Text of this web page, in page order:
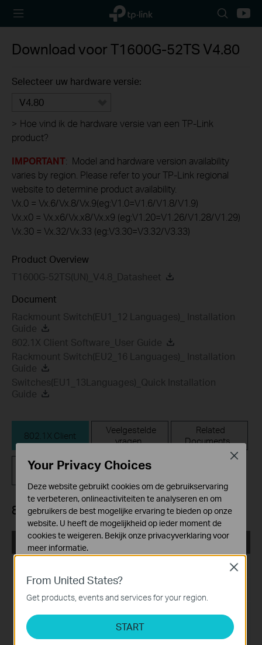
TP-Link,
Reliably
Search
icon
Download voorT1600G-52TS V4.80
Selecteer uw hardware versie:
V4.80
> Hoe vind ik de hardware versie van een TP-Link
product?
IMPORTANT: Model and hardware version availability
varies by region. Please refer to your TP-Link regional
website to determine product availability.
Vx.0 = Vx.6/Vx.8/Vx.9(eg:V1.0=V1.6/V1.8/V1.9)
Vx.x0 = Vx.x6/Vx.x8/Vx.x9 (eg:V1.20=V1.26/V1.28/V1.29)
Vx.30 = Vx.32/Vx.33 (eg:V3.30=V3.32/V3.33)
Product Overview
T1600G-52TS(UN)_V4.8_Datasheet
Document
Rackmount Switch(EU1_12 Languages)_ Installation
Guide
802.1X Client Software_User Guide
Rackmount Switch(EU2_16 Languages)_ Installation
Guide
Switches(EU1_13Languages)_Quick Installation
Guide
802.1X Client
Veelgestelde
vragen
Related
Documents
Firmware
802.1X Client
TP-LINK_802.1X_Client_Software
Bestandsgrootte:5.5MB
Besturingssysteem: Win2000/XP/2003/Vista/7/8/8.1/10
From United States?
Get products, events and services for your region.
START
Close
Your Privacy Choices
Deze website gebruikt cookies om de gebruikservaring
te verbeteren, onlineactiviteiten te analyseren en om
gebruikers de best mogelijke ervaring te bieden op onze
website. U heeft de mogelijkheid op ieder moment de
cookies te weigeren. Bekijk onze privacyverklaringvoor
meer informatie.
Deze cookies zijn noodzakelijk voor de werking van de
website en kunnen niet worden uitgeschakeld.
Analyse en Marketing Cookies
Cookies voor analyse geven ons de mogelijkheid uw
activiteiten op onze website te volgen en zo de
Close